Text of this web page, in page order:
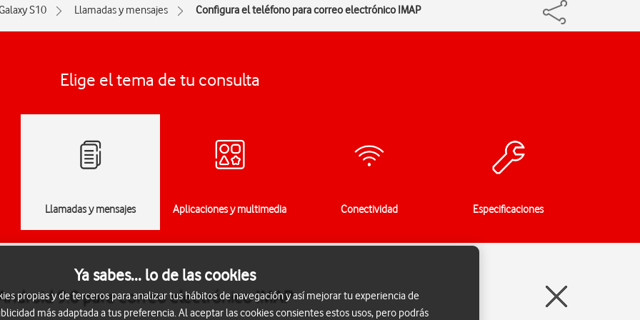
S10 Llamadas y mensajes Configura el teléfono para correo electrónico IMAP
Elige el tema de tu consulta
Llamadas y mensajes Aplicaciones y multimedia Conectividad Especificaciones
9.0 para correo electrónico IMAP
Ya sabes... lo de las cookies
propias y de terceros para analizar tus hábitos de navegación y así mejorar tu experiencia de
más adaptada a tus preferencia. Al aceptar las cookies consientes estos usos, pero podrás